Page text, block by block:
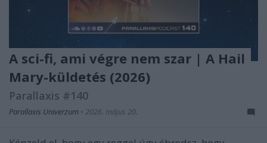
A sci-fi, ami végre nem szar | A Hail
Mary-küldetés (2026)
Parallaxis #140
Parallaxis Univerzum • 2026. május 20.